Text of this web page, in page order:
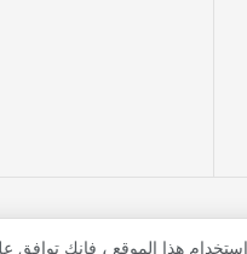
هذا الموقع ، فإنك